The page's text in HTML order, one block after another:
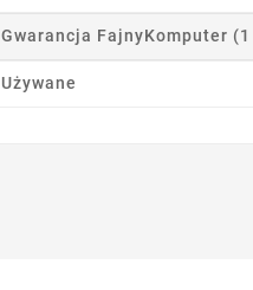
Gwarancja FajnyKomputer (1
Używane